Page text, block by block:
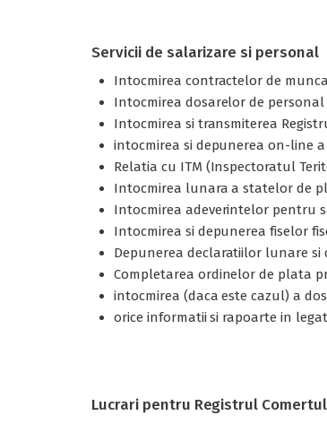
Servicii de salarizare si personal
Intocmirea contractelor de
Intocmirea dosarelor de
Intocmirea si transmiterea
intocmirea si depunerea on-line
Relatia cu ITM (Inspectoratul
Intocmirea lunara a statelor de
Intocmirea adeverintelor pentru
Intocmirea si depunerea fiselor
Depunerea declaratiilor lunare
Completarea ordinelor de plata
intocmirea (daca este cazul) a
orice informatii si rapoarte in
Lucrari pentru Registrul